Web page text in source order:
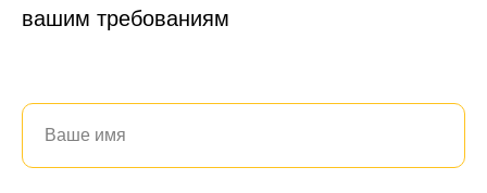
вашим требованиям